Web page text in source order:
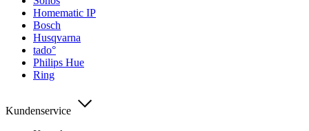
Homematic IP
Bosch
Husqvarna
tado°
Philips Hue
Ring
Kundenservice